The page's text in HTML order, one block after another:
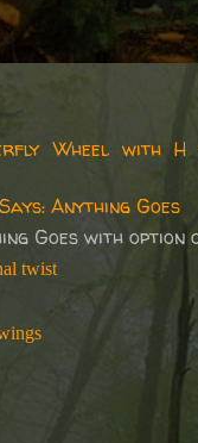
Wheel with H
Anything Goes
Goes with option
twist